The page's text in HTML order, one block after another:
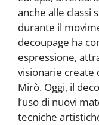
anche alle classi
durante il
decoupage ha
espressione,
visionarie create
Mirò. Oggi, il
l’uso di nuovi
tecniche